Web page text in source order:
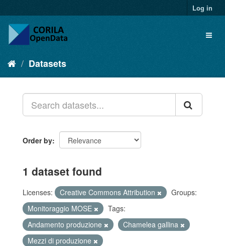
Log in
Datasets
Order by
1 dataset found
Licenses: Creative Commons Attribution
Groups:
Monitoraggio MOSE
Tags:
Andamento produzione
Chamelea gallina
Mezzi di produzione